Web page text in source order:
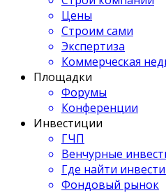
Цены
Строим сами
Экспертиза
Коммерческая
Площадки
Форумы
Конференции
Инвестиции
ГЧП
Венчурные
Где найти
Фондовый рынок